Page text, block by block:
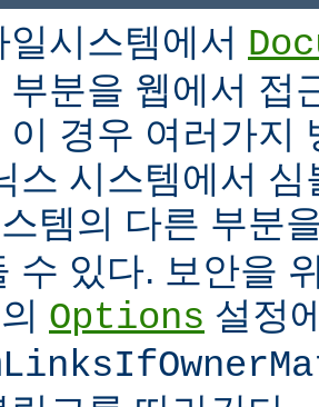
일시스템에서
부분을 웹에서 접
이 경우 여러가지
스 시스템에서
템의 다른 부분
수 있다. 보안을
Options 설정